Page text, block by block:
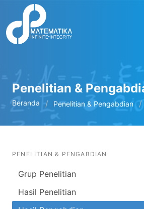
Penelitian &
Beranda Penelitian & Pengabdian
PENELITIAN & PENGABDIAN
Grup Penelitian
Hasil Penelitian